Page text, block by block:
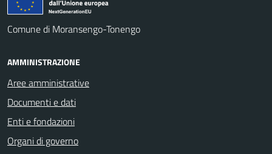
Comune di Moransengo-Tonengo
AMMINISTRAZIONE
Aree amministrative
Documenti e dati
Enti e fondazioni
Organi di governo